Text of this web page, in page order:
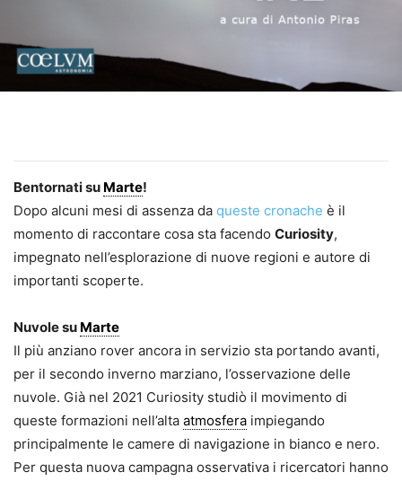
Bentornati su Marte!
Dopo alcuni mesi di assenza da queste cronache è il
momento di raccontare cosa sta facendo Curiosity,
impegnato nell’esplorazione di nuove regioni e autore di
importanti scoperte.
Nuvole su Marte
Il più anziano rover ancora in servizio sta portando avanti,
per il secondo inverno marziano, l’osservazione delle
nuvole. Già nel 2021 Curiosity studiò il movimento di
queste formazioni nell’alta atmosfera impiegando
principalmente le camere di navigazione in bianco e nero.
Per questa nuova campagna osservativa i ricercatori hanno